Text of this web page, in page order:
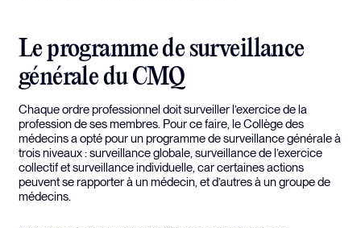
Le programme de surveillance
générale du CMQ
Chaque ordre professionnel doit surveiller l’exercice de la
profession de ses membres. Pour ce faire, le Collège des
médecins a opté pour un programme de surveillance générale à
trois niveaux : surveillance globale, surveillance de l’exercice
collectif et surveillance individuelle, car certaines actions
peuvent se rapporter à un médecin, et d’autres à un groupe de
médecins.